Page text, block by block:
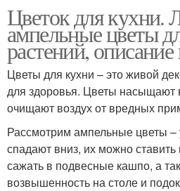
Цветок для кухни.
ампельные цветы
растений, описание
Цветы для кухни – это живой
для здоровья. Цветы насыщают
очищают воздух от вредных
Рассмотрим ампельные цветы –
спадают вниз, их можно
сажать в подвесные кашпо, а
возвышенность на столе и